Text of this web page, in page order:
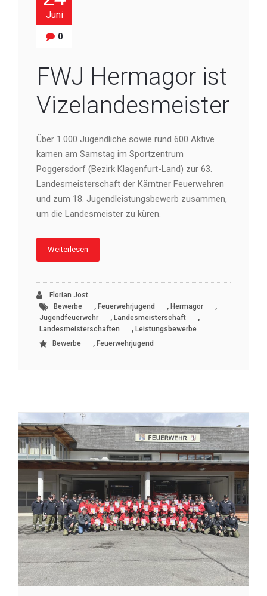
Juni
0
FWJ Hermagor ist
Vizelandesmeister
Über 1.000 Jugendliche sowie rund 600 Aktive
kamen am Samstag im Sportzentrum
Poggersdorf (Bezirk Klagenfurt-Land) zur 63.
Landesmeisterschaft der Kärntner Feuerwehren
und zum 18. Jugendleistungsbewerb zusammen,
um die Landesmeister zu küren.
Weiterlesen
Florian Jost
Bewerbe
, Feuerwehrjugend , Hermagor ,
Jugendfeuerwehr , Landesmeisterschaft ,
Landesmeisterschaften , Leistungsbewerbe
Bewerbe
, Feuerwehrjugend